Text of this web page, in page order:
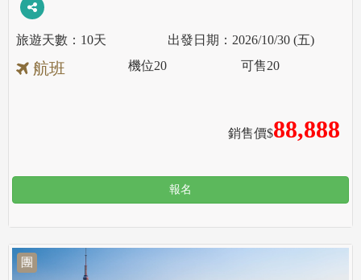
10天 2026/10/30 (五)
航班
銷售價$88,888
機位20 可售20
報名
團